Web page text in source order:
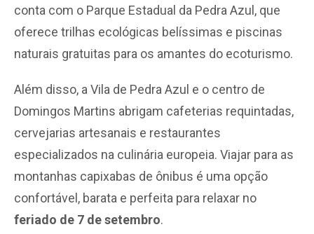
conta com o Parque Estadual da Pedra Azul, que
oferece trilhas ecológicas belíssimas e piscinas
naturais gratuitas para os amantes do ecoturismo.
Além disso, a Vila de Pedra Azul e o centro de
Domingos Martins abrigam cafeterias requintadas,
cervejarias artesanais e restaurantes
especializados na culinária europeia. Viajar para as
montanhas capixabas de ônibus é uma opção
confortável, barata e perfeita para relaxar no
feriado de 7 de setembro.